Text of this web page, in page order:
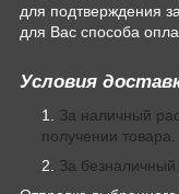
для подтверждения
для Вас способа
Условия
За наличный
получении товара.
За безналичный